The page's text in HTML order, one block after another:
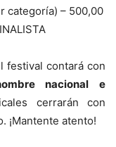
categoría) – 500,00
festival contará con
nacional e
cerrarán con
¡Mantente atento!